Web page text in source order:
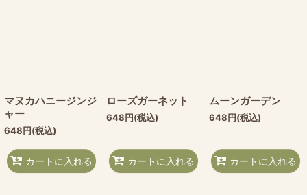
マヌカハニージンジ
ャー
648円(税込)
カートに入れる
ローズガーネット
648円(税込)
カートに入れる
ムーンガーデン
648円(税込)
カートに入れる